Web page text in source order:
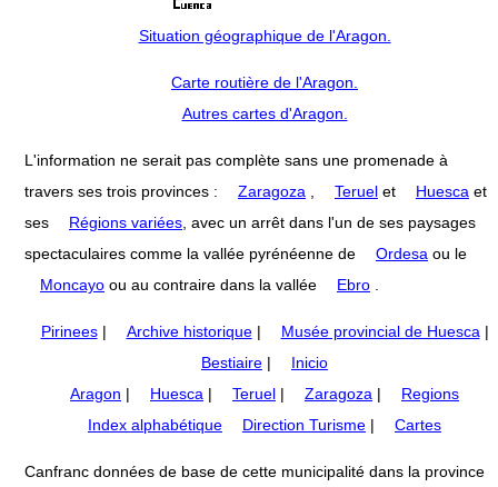
Situation géographique de l'Aragon.
Carte routière de l'Aragon.
Autres cartes d'Aragon.
L'information ne serait pas complète sans une promenade à
travers ses trois provinces :
Zaragoza , Teruel et Huesca et
ses
Régions variées, avec un arrêt dans l'un de ses paysages
spectaculaires comme la vallée pyrénéenne de
Ordesa ou le
Moncayo ou au contraire dans la vallée Ebro .
Pirinees| Archive historique| Musée provincial de Huesca|
Bestiaire |
Inicio
Aragon | Huesca | Teruel | Zaragoza |
Regions
Index alphabétique
Direction Turisme | Cartes
Canfranc données de base de cette municipalité dans la province